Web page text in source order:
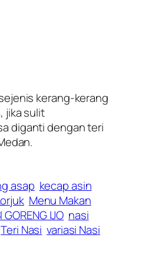
kerang-kerang
jika sulit
diganti dengan teri
asap kecap asin
Menu Makan
GORENG IJO nasi
Teri Nasi variasi Nasi